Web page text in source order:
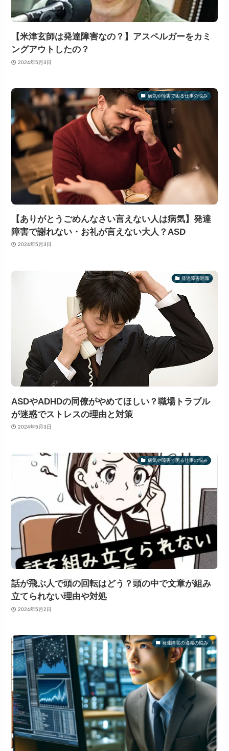
【米津玄師は発達障害なの？】アスペルガーをカミ
ングアウトしたの？
2024年5月3日
病気や障害で困る仕事の悩み
【ありがとうごめんなさい言えない人は病気】発達
障害で謝れない・お礼が言えない大人？ASD
2024年5月3日
発達障害退職
ASDやADHDの同僚がやめてほしい？職場トラブル
が迷惑でストレスの理由と対策
2024年5月3日
病気や障害で困る仕事の悩み
話が飛ぶ人で頭の回転はどう？頭の中で文章が組み
立てられない理由や対処
2024年5月2日
発達障害の適職の悩み